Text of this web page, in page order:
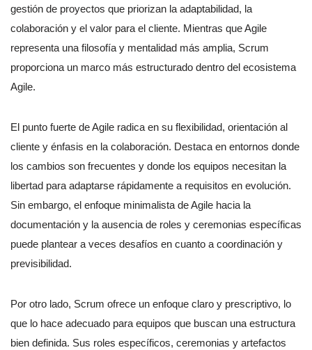
gestión de proyectos que priorizan la adaptabilidad, la
colaboración y el valor para el cliente. Mientras que Agile
representa una filosofía y mentalidad más amplia, Scrum
proporciona un marco más estructurado dentro del ecosistema
Agile.
El punto fuerte de Agile radica en su flexibilidad, orientación al
cliente y énfasis en la colaboración. Destaca en entornos donde
los cambios son frecuentes y donde los equipos necesitan la
libertad para adaptarse rápidamente a requisitos en evolución.
Sin embargo, el enfoque minimalista de Agile hacia la
documentación y la ausencia de roles y ceremonias específicas
puede plantear a veces desafíos en cuanto a coordinación y
previsibilidad.
Por otro lado, Scrum ofrece un enfoque claro y prescriptivo, lo
que lo hace adecuado para equipos que buscan una estructura
bien definida. Sus roles específicos, ceremonias y artefactos